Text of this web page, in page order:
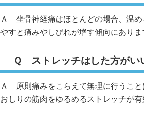
Ａ 坐骨神経痛はほとんどの場合、温
やすと痛みやしびれが増す傾向にありま
Ｑ ストレッチはした方がい
Ａ 原則痛みをこらえて無理に行うこ
おしりの筋肉をゆるめるストレッチが有